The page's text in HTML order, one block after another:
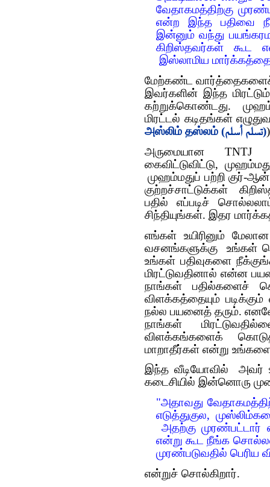
வேதாகமத்திற்கு
என்ற இந்த பதிவை
இன்னும் வந்து
கிறிஸ்தவர்கள் கூட
இஸ்லாமிய மார்க்கத்தை
மேற்கண்ட வார்த்தைகளைச்
இவர்களின் இந்த
கற்றுக்கொண்டது.
மிரட்டல் கடிதங்கள்
அஸ்லிம் தஸ்லம் (تسلم أسلم))
அருமையான TNTJ
கைவிட்டுவிட்டு,
முஹம்மதுப் பற்றி குர்-
குற்றச்சாட்டுக்கள்
பதில் எப்படிச்
சிந்தியுங்கள். இதர
எங்கள் உயிரினும்
வசனங்களுக்கு உங்கள்
உங்கள் பதிவுகளை
மிரட்டுவதினால் என்ன
நாங்கள் பதில்களைச்
விளக்கத்தையும்
நல்ல பயனைத் தரும்.
நாங்கள்
விளக்கங்களைக்
மாறாதீர்கள் என்று
இந்த வீடியோவில் அவர்
கடைசியில் இன்னொரு
"அதாவது
எடுத்துகுல,
அதற்கு
என்று கூட நீங்க
முரண்படுவதில் பெரிய
என்றுச் சொல்கிறார்.